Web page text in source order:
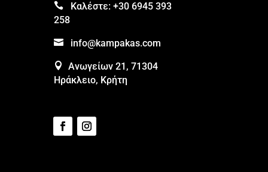
 Καλέστε:+30 6945 393
258
 info@kampakas.com
 Ανωγείων 21, 71304
Ηράκλειο, Κρήτη